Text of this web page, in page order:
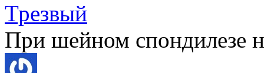
Трезвый
При шейном спондилезе